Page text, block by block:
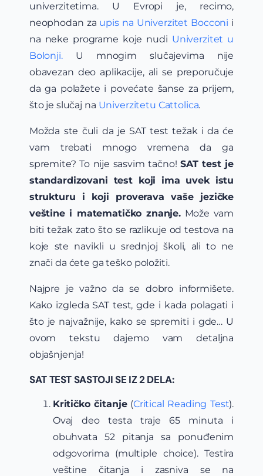
univerzitetima. U Evropi je, recimo,
neophodan za upis na Univerzitet Bocconi i
na neke programe koje nudi Univerzitet u
Bolonji.U mnogim slučajevima nije
obavezan deo aplikacije, ali se preporučuje
da ga polažete i povećate šanse za prijem,
što je slučaj na Univerzitetu Cattolica.
Možda ste čuli da je SAT test težak i da će
vam trebati mnogo vremena da ga
spremite? To nije sasvim tačno!SAT test je
standardizovani test koji ima uvek istu
strukturu i koji proverava vaše jezičke
veštine i matematičko znanje.Može vam
biti težak zato što se razlikuje od testova na
koje ste navikli u srednjoj školi, ali to ne
znači da ćete ga teško položiti.
Najpre je važno da se dobro informišete.
Kako izgleda SAT test, gde i kada polagati i
što je najvažnije, kako se spremiti i gde… U
ovom tekstu dajemo vam detaljna
objašnjenja!
SAT TEST SASTOJI SE IZ 2 DELA:
Kritičko čitanje(Critical Reading Test).
Ovaj deo testa traje 65 minuta i
obuhvata 52 pitanja sa ponuđenim
odgovorima (multiple choice). Testira
veštine čitanja i zasniva se na